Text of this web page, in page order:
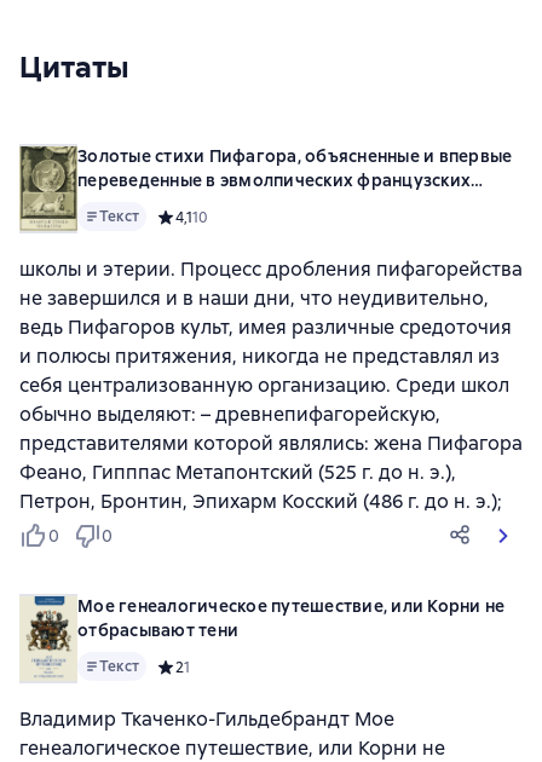
Цитаты
Золотые стихи Пифагора, объясненные и впервые
переведенные в эвмолпических французских
и форме поэзии у главных народов земли
Текст Средний рейтинг 4,1 на основе 10 оценок
4,110
школы и этерии. Процесс дробления пифагорейства
не завершился и в наши дни, что неудивительно,
ведь Пифагоров культ, имея различные средоточия
и полюсы притяжения, никогда не представлял из
себя централизованную организацию. Среди школ
обычно выделяют: – древнепифагорейскую,
представителями которой являлись: жена Пифагора
Феано, Гипппас Метапонтский (525 г. до н. э.),
Петрон, Бронтин, Эпихарм Косский (486 г. до н. э.);
0 0
Мое генеалогическое путешествие, или Корни не
отбрасывают тени
Текст Средний рейтинг 2 на основе 1 оценок
21
Владимир Ткаченко-Гильдебрандт Мое
генеалогическое путешествие, или Корни не